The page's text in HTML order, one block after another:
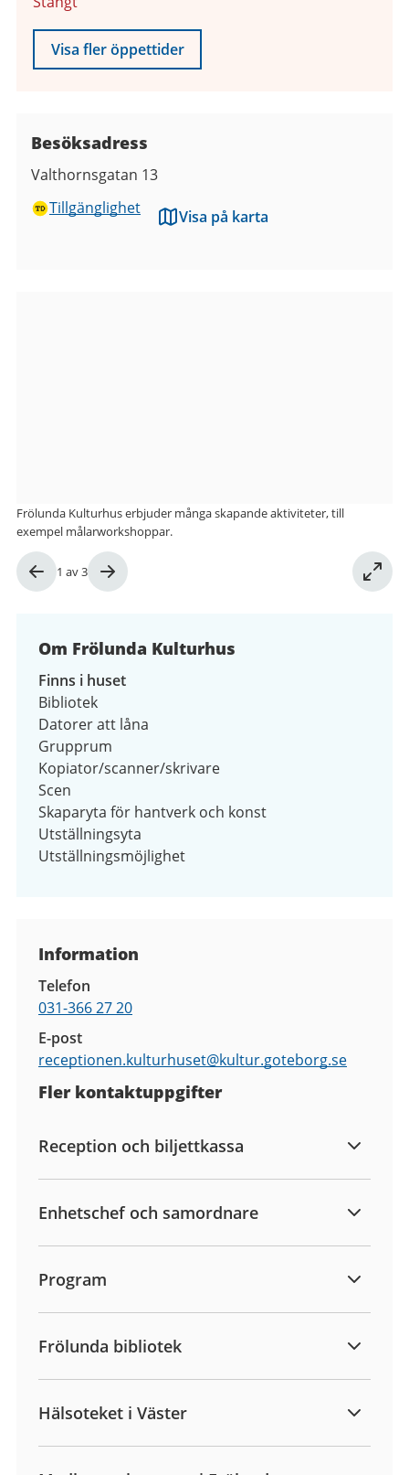
augusti
2026
Visa fler öppettider
Besöksadress
Valthornsgatan 13
Tillgänglighet
Visa på karta
Bild
1 av3
Frölunda Kulturhus erbjuder många skapande aktiviteter, till
exempel målarworkshoppar.
Om Frölunda Kulturhus
Finns i huset
Bibliotek
Datorer att låna
Grupprum
Kopiator/scanner/skrivare
Scen
Skaparyta för hantverk och konst
Utställningsyta
Utställningsmöjlighet
Information
Telefon
031-366 27 20
E-post
receptionen.kulturhuset@kultur.goteborg.se
Fler kontaktuppgifter
Reception och biljettkassa
Enhetschef och samordnare
Program
Frölunda bibliotek
Hälsoteket i Väster